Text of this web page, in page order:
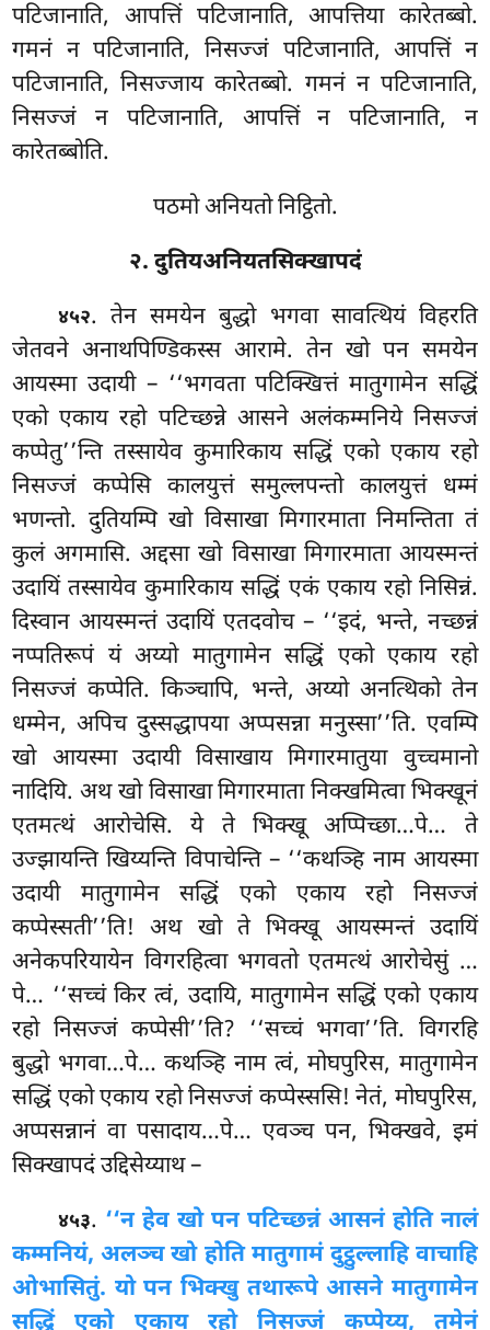
पटिजानाति, आपत्तिं पटिजानाति, आपत्तिया कारेतब्बो.
गमनं न पटिजानाति, निसज्जं पटिजानाति, आपत्तिं न
पटिजानाति, निसज्जाय कारेतब्बो. गमनं न पटिजानाति,
निसज्जं न पटिजानाति, आपत्तिं न पटिजानाति, न
कारेतब्बोति.
पठमो अनियतो निट्ठितो.
२. दुतियअनियतसिक्खापदं
४५२. तेनसमयेन बुद्धो भगवा सावत्थियं विहरति
जेतवने अनाथपिण्डिकस्स आरामे. तेन खो पन समयेन
आयस्मा उदायी – ‘‘भगवता पटिक्खित्तं मातुगामेन सद्धिं
एको एकाय रहो पटिच्छन्ने आसने अलंकम्मनिये निसज्जं
कप्पेतु’’न्ति तस्सायेव कुमारिकाय सद्धिं एको एकाय रहो
निसज्जं कप्पेसि कालयुत्तं समुल्लपन्तो कालयुत्तं धम्मं
भणन्तो. दुतियम्पि खो विसाखा मिगारमाता निमन्तिता तं
कुलं अगमासि. अद्दसा खो विसाखा मिगारमाता आयस्मन्तं
उदायिं तस्सायेव कुमारिकाय सद्धिं एकं एकाय रहो निसिन्नं.
दिस्वान आयस्मन्तं उदायिं एतदवोच – ‘‘इदं, भन्ते, नच्छन्नं
नप्पतिरूपं यं अय्यो मातुगामेन सद्धिं एको एकाय रहो
निसज्जं कप्पेति. किञ्चापि, भन्ते, अय्यो अनत्थिको तेन
धम्मेन, अपिच दुस्सद्धापया अप्पसन्ना मनुस्सा’’ति. एवम्पि
खो आयस्मा उदायी विसाखाय मिगारमातुया वुच्चमानो
नादियि. अथ खो विसाखा मिगारमाता निक्खमित्वा भिक्खूनं
एतमत्थं आरोचेसि. ये ते भिक्खू अप्पिच्छा…पे… ते
उज्झायन्ति खिय्यन्ति विपाचेन्ति – ‘‘कथञ्हि नाम आयस्मा
उदायी मातुगामेन सद्धिं एको एकाय रहो निसज्जं
कप्पेस्सती’’ति! अथ खो ते भिक्खू आयस्मन्तं उदायिं
अनेकपरियायेन विगरहित्वा भगवतो एतमत्थं आरोचेसुं …
पे… ‘‘सच्चं किर त्वं, उदायि, मातुगामेन सद्धिं एको एकाय
रहो निसज्जं कप्पेसी’’ति? ‘‘सच्चं भगवा’’ति. विगरहि
बुद्धो भगवा…पे… कथञ्हि नाम त्वं, मोघपुरिस, मातुगामेन
सद्धिं एको एकाय रहो निसज्जं कप्पेस्ससि! नेतं, मोघपुरिस,
अप्पसन्नानं वा पसादाय…पे… एवञ्च पन, भिक्खवे, इमं
सिक्खापदं उद्दिसेय्याथ –
४५३. ‘‘न हेव खो पन पटिच्छन्नं आसनं होति नालं
कम्मनियं, अलञ्च खो होति मातुगामं दुट्ठुल्लाहि वाचाहि
ओभासितुं. यो पन भिक्खु तथारूपे आसने मातुगामेन
सद्धिं एको एकाय रहो निसज्जं कप्पेय्य, तमेनं